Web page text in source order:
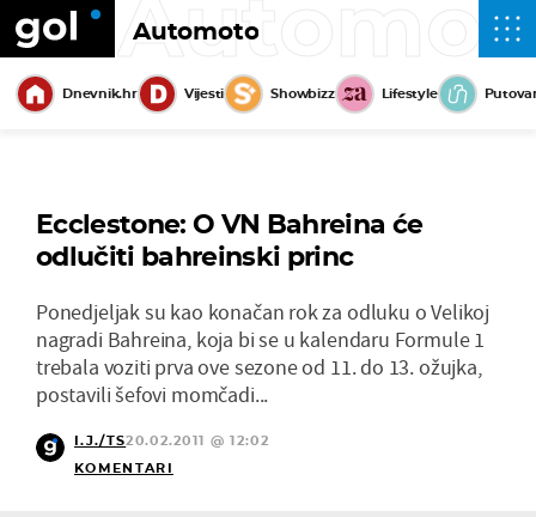
Automoto
Dnevnik.hr Vijesti Showbizz Lifestyle
Ecclestone: O VN Bahreina će
odlučiti bahreinski princ
Ponedjeljak su kao konačan rok za odluku o Velikoj
nagradi Bahreina, koja bi se u kalendaru Formule 1
trebala voziti prva ove sezone od 11. do 13. ožujka,
postavili šefovi momčadi...
I.J./TS20.02.2011 @ 12:02
KOMENTARI